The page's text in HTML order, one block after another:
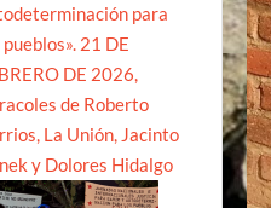
para
pueblos». 21 DE
DE 2026,
de Roberto
La Unión, Jacinto
y Dolores Hidalgo